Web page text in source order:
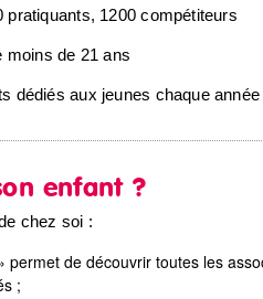
pratiquants, 1200 compétiteurs
moins de 21 ans
dédiés aux jeunes chaque année
enfant ?
chez soi :
permet de découvrir toutes les
;